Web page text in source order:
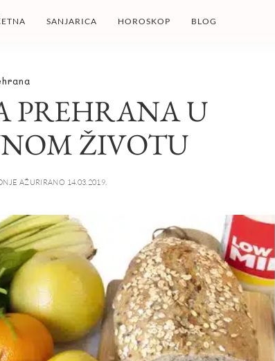
SANJARICA HOROSKOP BLOG
PREHRANA U
ŽIVOTU
AŽURIRANO 14.03.2019.